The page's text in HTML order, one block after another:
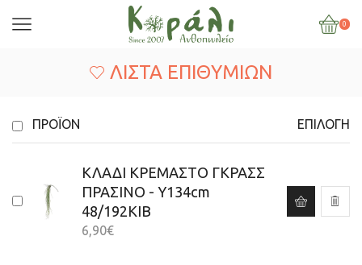
0
ΛΊΣΤΑ ΕΠΙΘΥΜΙΏΝ
ΠΡΟΪΌΝ ΕΠΙΛΟΓΉ
ΚΛΑΔΙ ΚΡΕΜΑΣΤΟ ΓΚΡΑΣΣ
ΠΡΑΣΙΝΟ - Y134cm
48/192ΚΙΒ
6,90€